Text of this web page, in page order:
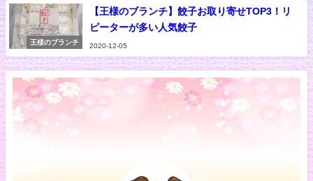
王様のブランチ
【王様のブランチ】餃子お取り寄せTOP3！リ
ピーターが多い人気餃子
2020-12-05